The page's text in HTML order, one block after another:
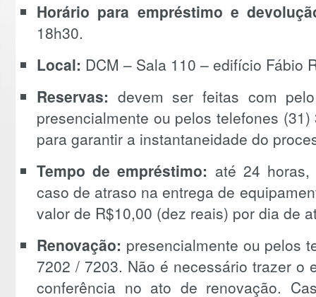
Horário para empréstimo e
18h30.
Local: DCM – Sala 110 – edifício Fábio
Reservas: devem ser feitas com
presencialmente ou pelos telefones
para garantir a instantaneidade do
Tempo de empréstimo: até 24 horas,
caso de atraso na entrega de
valor de R$10,00 (dez reais) por dia de
Renovação: presencialmente ou pelos
7202 / 7203. Não é necessário trazer o
conferência no ato de renovação.